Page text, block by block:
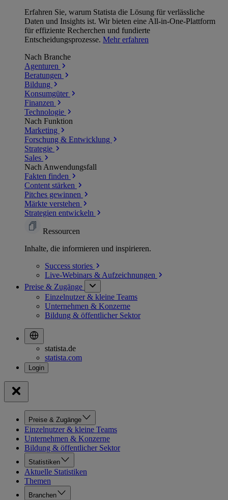
Erfahren Sie, warum Statista die Lösung für verlässliche
Daten und Insights ist. Wir bieten eine All-in-One-Plattform
für effiziente Recherchen und fundierte
Entscheidungsprozesse. Mehr erfahren
Nach Branche
Agenturen
Beratungen
Bildung
Konsumgüter
Finanzen
Technologie
Nach Funktion
Marketing
Forschung & Entwicklung
Strategie
Sales
Nach Anwendungsfall
Fakten finden
Content stärken
Pitches gewinnen
Märkte verstehen
Strategien entwickeln
Ressourcen
Inhalte, die informieren und inspirieren.
Success stories
Live-Webinars & Aufzeichnungen
Preise & Zugänge
Einzelnutzer & kleine Teams
Unternehmen & Konzerne
Bildung & öffentlicher Sektor
statista.de
statista.com
Preise & Zugänge
Einzelnutzer & kleine Teams
Unternehmen & Konzerne
Bildung & öffentlicher Sektor
Statistiken
Aktuelle Statistiken
Themen
Branchen